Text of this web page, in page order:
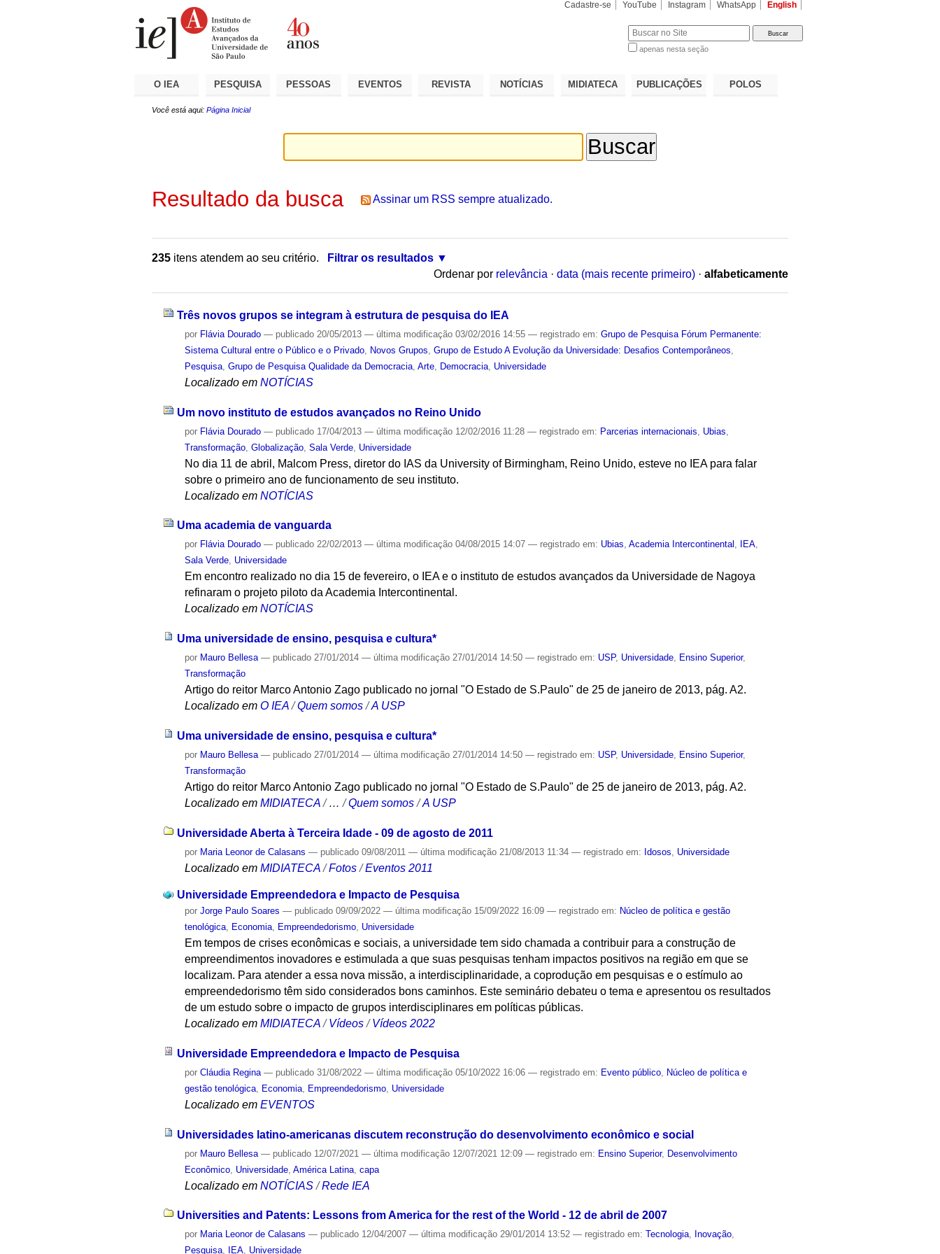
Cadastre-se YouTube Instagram WhatsApp English
apenas nesta seção
O IEA PESQUISA PESSOAS EVENTOS REVISTA NOTÍCIAS MIDIATECA PUBLICAÇÕES POLOS
Você está aqui: Página Inicial
Resultado da busca Assinar um RSS sempre atualizado.
235 itens atendem ao seu critério.
Filtrar os resultados
Ordenar por relevância · data (mais recente primeiro) · alfabeticamente
Três novos grupos se integram à estrutura de pesquisa do IEA
por Flávia Dourado — publicado 20/05/2013— última modificação 03/02/2016 14:55— registrado em:Grupo de Pesquisa Fórum Permanente:
Sistema Cultural entre o Público e o Privado
Novos Grupos ,Grupo de Estudo A Evolução da Universidade: Desafios Contemporâneos
Pesquisa ,Grupo de Pesquisa Qualidade da Democracia ,Arte Democracia Universidade
Localizado em NOTÍCIAS
Um novo instituto de estudos avançados no Reino Unido
por Flávia Dourado — publicado 17/04/2013— última modificação 12/02/2016 11:28— registrado em: Parcerias internacionais Ubias
Transformação ,Globalização ,Sala Verde Universidade
No dia 11 de abril, Malcom Press, diretor do IAS da University of Birmingham, Reino Unido, esteve no IEA para falar
sobre o primeiro ano de funcionamento de seu instituto.
Localizado em NOTÍCIAS
Uma academia de vanguarda
por Flávia Dourado — publicado 22/02/2013— última modificação 04/08/2015 14:07— registrado em: Ubias,Academia Intercontinental , IEA,
Sala Verde, Universidade
Em encontro realizado no dia 15 de fevereiro, o IEA e o instituto de estudos avançados da Universidade de Nagoya
refinaram o projeto piloto da Academia Intercontinental.
Localizado em NOTÍCIAS
Uma universidade de ensino, pesquisa e cultura*
por Mauro Bellesa — publicado 27/01/2014— última modificação 27/01/2014 14:50— registrado em: USP, Universidade, Ensino Superior,
Transformação
Artigo do reitor Marco Antonio Zago publicado no jornal "O Estado de S.Paulo" de 25 de janeiro de 2013, pág. A2.
Localizado em O IEA /Quem somos /A USP
Uma universidade de ensino, pesquisa e cultura*
por Mauro Bellesa — publicado 27/01/2014— última modificação 27/01/2014 14:50— registrado em: USP, Universidade Ensino Superior,
Transformação
Artigo do reitor Marco Antonio Zago publicado no jornal "O Estado de S.Paulo" de 25 de janeiro de 2013, pág. A2.
Localizado em MIDIATECA /…/Quem somos /A USP
Universidade Aberta à Terceira Idade - 09 de agosto de 2011
por Maria Leonor de Calasans — publicado 09/08/2011— última modificação 21/08/2013 11:34— registrado em: Idosos Universidade
Localizado em MIDIATECA /Fotos /Eventos 2011
Universidade Empreendedora e Impacto de Pesquisa
porJorge Paulo Soares — publicado 09/09/2022— última modificação 15/09/2022 16:09— registrado em: Núcleo de política e gestão
tenológica, Economia, Empreendedorismo, Universidade
Em tempos de crises econômicas e sociais, a universidade tem sido chamada a contribuir para a construção de
empreendimentos inovadores e estimulada a que suas pesquisas tenham impactos positivos na região em que se
localizam. Para atender a essa nova missão, a interdisciplinaridade, a coprodução em pesquisas e o estímulo ao
empreendedorismo têm sido considerados bons caminhos. Este seminário debateu o tema e apresentou os resultados
de um estudo sobre o impacto de grupos interdisciplinares em políticas públicas.
Localizado em MIDIATECA /Vídeos /Vídeos 2022
Universidade Empreendedora e Impacto de Pesquisa
porCláudia Regina — publicado 31/08/2022— última modificação 05/10/2022 16:06— registrado em: Evento público
Núcleo de política e
gestão tenológica
Economia Empreendedorismo Universidade
Localizado em EVENTOS
Universidades latino-americanas discutem reconstrução do desenvolvimento econômico e social
por Mauro Bellesa — publicado 12/07/2021— última modificação 12/07/2021 12:09— registrado em: Ensino Superior, Desenvolvimento
Econômico Universidade ,América Latina ,capa
Localizado em NOTÍCIAS /Rede IEA
Universities and Patents: Lessons from America for the rest of the World - 12 de abril de 2007
por Maria Leonor de Calasans — publicado 12/04/2007— última modificação 29/01/2014 13:52— registrado em:Tecnologia, Inovação,
Pesquisa, IEA, Universidade